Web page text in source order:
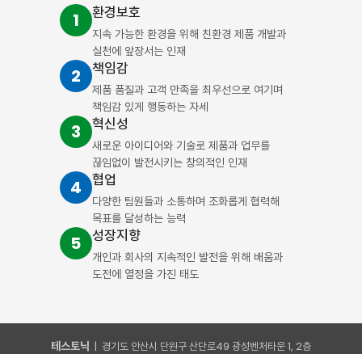
1 환경보호
지속 가능한 환경을 위해 친환경 제품 개발과
실천에 앞장서는 인재
2 책임감
제품 품질과 고객 만족을 최우선으로 여기며
책임감 있게 행동하는 자세
3 혁신성
새로운 아이디어와 기술로 제품과 업무를
끊임없이 발전시키는 창의적인 인재
4 협업
다양한 팀원들과 소통하며 조화롭게 협력해
목표를 달성하는 능력
5 성장지향
개인과 회사의 지속적인 발전을 위해 배움과
도전에 열정을 가진 태도
테스토닉 | 경기도 안산시 단원구 산단로49 광성벤처타운 1, 2층